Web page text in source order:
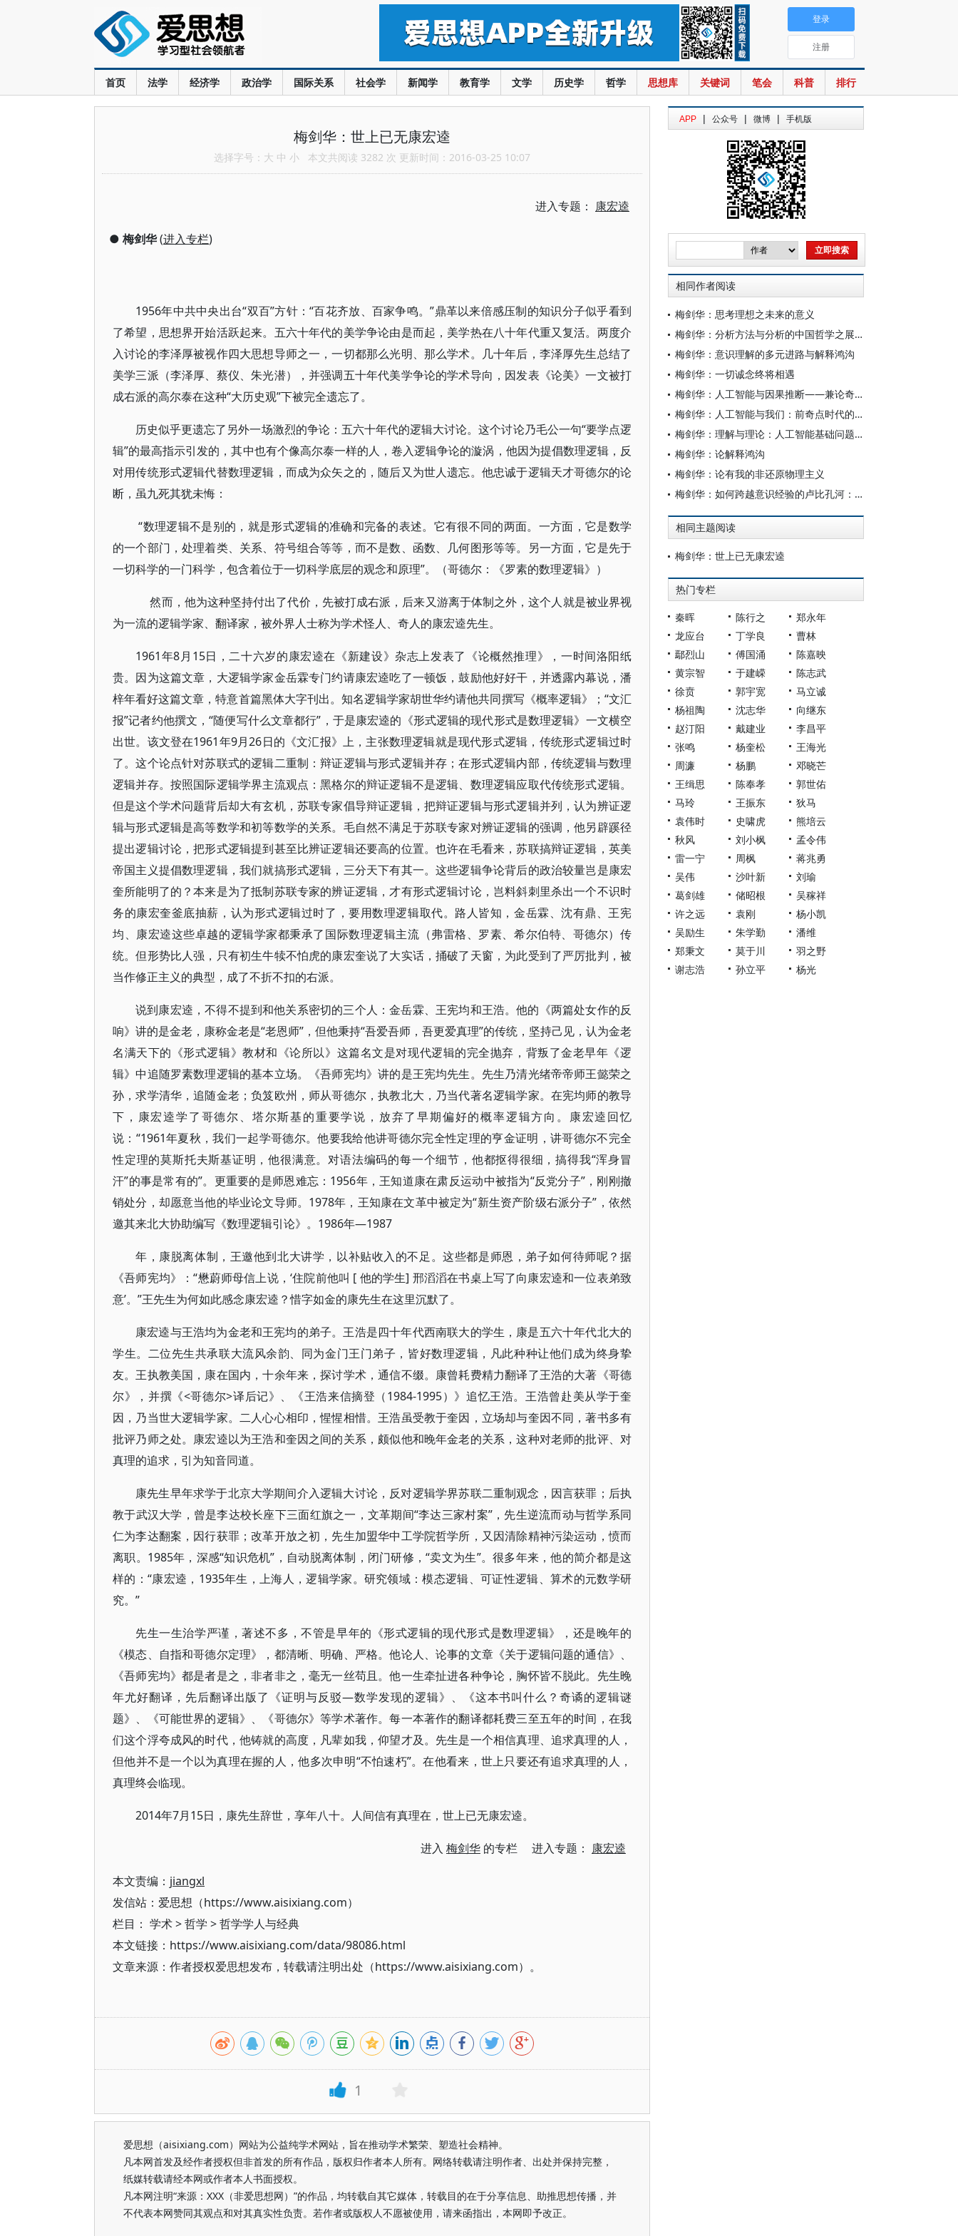
首页 法学 经济学 政治学 国际关系 社会学 新闻学 教育学 文学 历史学 哲学 思想库 关键词 笔会 科普 排行
登录
注册
梅剑华：世上已无康宏逵
选择字号： 大 中 小 本文共阅读 3282 次 更新时间：2016-03-25 10:07
进入专题： 康宏逵
● 梅剑华(进入专栏)
1956年中共中央出台“双百”方针：“百花齐放、百家争鸣。”鼎革以来倍感压制的知识分子似乎看到
了希望，思想界开始活跃起来。五六十年代的美学争论由是而起，美学热在八十年代重又复活。两度介
入讨论的李泽厚被视作四大思想导师之一，一切都那么光明、那么学术。几十年后，李泽厚先生总结了
美学三派（李泽厚、蔡仪、朱光潜），并强调五十年代美学争论的学术导向，因发表《论美》一文被打
成右派的高尔泰在这种“大历史观”下被完全遗忘了。
历史似乎更遗忘了另外一场激烈的争论：五六十年代的逻辑大讨论。这个讨论乃毛公一句“要学点逻
辑”的最高指示引发的，其中也有个像高尔泰一样的人，卷入逻辑争论的漩涡，他因为提倡数理逻辑，反
对用传统形式逻辑代替数理逻辑，而成为众矢之的，随后又为世人遗忘。他忠诚于逻辑天才哥德尔的论
断，虽九死其犹未悔：
“数理逻辑不是别的，就是形式逻辑的准确和完备的表述。它有很不同的两面。一方面，它是数学
的一个部门，处理着类、关系、符号组合等等，而不是数、函数、几何图形等等。另一方面，它是先于
一切科学的一门科学，包含着位于一切科学底层的观念和原理”。（哥德尔：《罗素的数理逻辑》）
然而，他为这种坚持付出了代价，先被打成右派，后来又游离于体制之外，这个人就是被业界视
为一流的逻辑学家、翻译家，被外界人士称为学术怪人、奇人的康宏逵先生。
1961年8月15日，二十六岁的康宏逵在《新建设》杂志上发表了《论概然推理》，一时间洛阳纸
贵。因为这篇文章，大逻辑学家金岳霖专门约请康宏逵吃了一顿饭，鼓励他好好干，并透露内幕说，潘
梓年看好这篇文章，特意首篇黑体大字刊出。知名逻辑学家胡世华约请他共同撰写《概率逻辑》；“文汇
报”记者约他撰文，“随便写什么文章都行”，于是康宏逵的《形式逻辑的现代形式是数理逻辑》一文横空
出世。该文登在1961年9月26日的《文汇报》上，主张数理逻辑就是现代形式逻辑，传统形式逻辑过时
了。这个论点针对苏联式的逻辑二重制：辩证逻辑与形式逻辑并存；在形式逻辑内部，传统逻辑与数理
逻辑并存。按照国际逻辑学界主流观点：黑格尔的辩证逻辑不是逻辑、数理逻辑应取代传统形式逻辑。
但是这个学术问题背后却大有玄机，苏联专家倡导辩证逻辑，把辩证逻辑与形式逻辑并列，认为辨证逻
辑与形式逻辑是高等数学和初等数学的关系。毛自然不满足于苏联专家对辨证逻辑的强调，他另辟蹊径
提出逻辑讨论，把形式逻辑提到甚至比辨证逻辑还要高的位置。也许在毛看来，苏联搞辩证逻辑，英美
帝国主义提倡数理逻辑，我们就搞形式逻辑，三分天下有其一。这些逻辑争论背后的政治较量岂是康宏
奎所能明了的？本来是为了抵制苏联专家的辨证逻辑，才有形式逻辑讨论，岂料斜刺里杀出一个不识时
务的康宏奎釜底抽薪，认为形式逻辑过时了，要用数理逻辑取代。路人皆知，金岳霖、沈有鼎、王宪
均、康宏逵这些卓越的逻辑学家都秉承了国际数理逻辑主流（弗雷格、罗素、希尔伯特、哥德尔）传
统。但形势比人强，只有初生牛犊不怕虎的康宏奎说了大实话，捅破了天窗，为此受到了严厉批判，被
当作修正主义的典型，成了不折不扣的右派。
说到康宏逵，不得不提到和他关系密切的三个人：金岳霖、王宪均和王浩。他的《两篇处女作的反
响》讲的是金老，康称金老是“老恩师”，但他秉持“吾爱吾师，吾更爱真理”的传统，坚持己见，认为金老
名满天下的《形式逻辑》教材和《论所以》这篇名文是对现代逻辑的完全抛弃，背叛了金老早年《逻
辑》中追随罗素数理逻辑的基本立场。《吾师宪均》讲的是王宪均先生。先生乃清光绪帝帝师王懿荣之
孙，求学清华，追随金老；负笈欧州，师从哥德尔，执教北大，乃当代著名逻辑学家。在宪均师的教导
下，康宏逵学了哥德尔、塔尔斯基的重要学说，放弃了早期偏好的概率逻辑方向。康宏逵回忆
说：“1961年夏秋，我们一起学哥德尔。他要我给他讲哥德尔完全性定理的亨金证明，讲哥德尔不完全
性定理的莫斯托夫斯基证明，他很满意。对语法编码的每一个细节，他都抠得很细，搞得我“浑身冒
汗”的事是常有的”。更重要的是师恩难忘：1956年，王知道康在肃反运动中被指为“反党分子”，刚刚撤
销处分，却愿意当他的毕业论文导师。1978年，王知康在文革中被定为“新生资产阶级右派分子”，依然
邀其来北大协助编写《数理逻辑引论》。1986年—1987
年，康脱离体制，王邀他到北大讲学，以补贴收入的不足。这些都是师恩，弟子如何待师呢？据
《吾师宪均》：“懋蔚师母信上说，‘住院前他叫 [ 他的学生] 邢滔滔在书桌上写了向康宏逵和一位表弟致
意’。”王先生为何如此感念康宏逵？惜字如金的康先生在这里沉默了。
康宏逵与王浩均为金老和王宪均的弟子。王浩是四十年代西南联大的学生，康是五六十年代北大的
学生。二位先生共承联大流风余韵、同为金门王门弟子，皆好数理逻辑，凡此种种让他们成为终身挚
友。王执教美国，康在国内，十余年来，探讨学术，通信不缀。康曾耗费精力翻译了王浩的大著《哥德
尔》，并撰《<哥德尔>译后记》、《王浩来信摘登（1984-1995）》追忆王浩。王浩曾赴美从学于奎
因，乃当世大逻辑学家。二人心心相印，惺惺相惜。王浩虽受教于奎因，立场却与奎因不同，著书多有
批评乃师之处。康宏逵以为王浩和奎因之间的关系，颇似他和晚年金老的关系，这种对老师的批评、对
真理的追求，引为知音同道。
康先生早年求学于北京大学期间介入逻辑大讨论，反对逻辑学界苏联二重制观念，因言获罪；后执
教于武汉大学，曾是李达校长座下三面红旗之一，文革期间“李达三家村案”，先生逆流而动与哲学系同
仁为李达翻案，因行获罪；改革开放之初，先生加盟华中工学院哲学所，又因清除精神污染运动，愤而
离职。1985年，深感“知识危机”，自动脱离体制，闭门研修，“卖文为生”。很多年来，他的简介都是这
样的：“康宏逵，1935年生，上海人，逻辑学家。研究领域：模态逻辑、可证性逻辑、算术的元数学研
究。”
先生一生治学严谨，著述不多，不管是早年的《形式逻辑的现代形式是数理逻辑》，还是晚年的
《模态、自指和哥德尔定理》，都清晰、明确、严格。他论人、论事的文章《关于逻辑问题的通信》、
《吾师宪均》都是者是之，非者非之，毫无一丝苟且。他一生牵扯进各种争论，胸怀皆不脱此。先生晚
年尤好翻译，先后翻译出版了《证明与反驳—数学发现的逻辑》、《这本书叫什么？奇谲的逻辑谜
题》、《可能世界的逻辑》、《哥德尔》等学术著作。每一本著作的翻译都耗费三至五年的时间，在我
们这个浮夸成风的时代，他铸就的高度，凡辈如我，仰望才及。先生是一个相信真理、追求真理的人，
但他并不是一个以为真理在握的人，他多次申明“不怕速朽”。在他看来，世上只要还有追求真理的人，
真理终会临现。
2014年7月15日，康先生辞世，享年八十。人间信有真理在，世上已无康宏逵。
进入 梅剑华 的专栏 进入专题： 康宏逵
本文责编： jiangxl
发信站：爱思想（https://www.aisixiang.com）
栏目： 学术>哲学 >哲学学人与经典
本文链接：https://www.aisixiang.com/data/98086.html
文章来源：作者授权爱思想发布，转载请注明出处（https://www.aisixiang.com）。
1
爱思想（aisixiang.com）网站为公益纯学术网站，旨在推动学术繁荣、塑造社会精神。
凡本网首发及经作者授权但非首发的所有作品，版权归作者本人所有。网络转载请注明作者、出处并保持完整，
纸媒转载请经本网或作者本人书面授权。
凡本网注明“来源：XXX（非爱思想网）”的作品，均转载自其它媒体，转载目的在于分享信息、助推思想传播，并
不代表本网赞同其观点和对其真实性负责。若作者或版权人不愿被使用，请来函指出，本网即予改正。
APP | 公众号 | 微博 | 手机版
相同作者阅读
梅剑华：思考理想之未来的意义
梅剑华：分析方法与分析的中国哲学之展开
梅剑华：意识理解的多元进路与解释鸿沟
梅剑华：一切诚念终将相遇
梅剑华：人工智能与因果推断——兼论奇点问题
梅剑华：人工智能与我们：前奇点时代的地方性困惑
梅剑华：理解与理论：人工智能基础问题的悲观与乐观
梅剑华：论解释鸿沟
梅剑华：论有我的非还原物理主义
梅剑华：如何跨越意识经验的卢比孔河：从日常感知开始探究意识
相同主题阅读
梅剑华：世上已无康宏逵
热门专栏
秦晖 陈行之
郑永年
龙应台
丁学良
曹林
鄢烈山
傅国涌
陈嘉映
黄宗智
于建嵘
陈志武
徐贲
郭宇宽
马立诚
杨祖陶
沈志华
向继东
赵汀阳
戴建业
李昌平
张鸣
杨奎松
王海光
周濂
杨鹏
邓晓芒
王缉思
陈奉孝
郭世佑
马玲
王振东
狄马
袁伟时
史啸虎
熊培云
秋风
刘小枫
孟令伟
雷一宁
周枫
蒋兆勇
吴伟
沙叶新
刘瑜
葛剑雄
储昭根
吴稼祥
许之远
袁刚
杨小凯
吴励生
朱学勤
潘维
郑秉文
莫于川
羽之野
谢志浩
孙立平 杨光